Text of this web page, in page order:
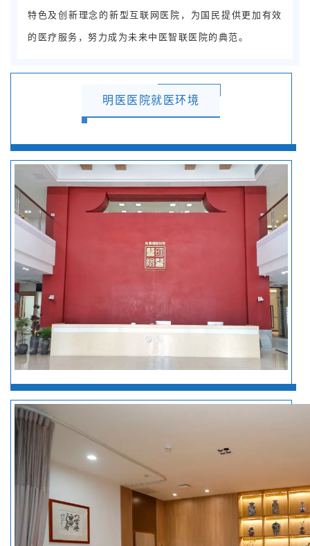
特色及创新理念的新型互联网医院，为国民提供更加有效
的医疗服务，努力成为未来中医智联医院的典范。
明医医院就医环境